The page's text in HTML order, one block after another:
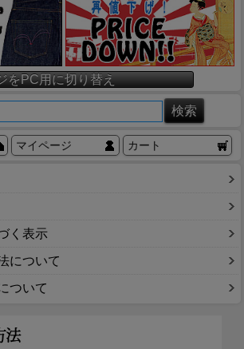
をPC用に切り替え
マイページ カート
く表示
について
ついて